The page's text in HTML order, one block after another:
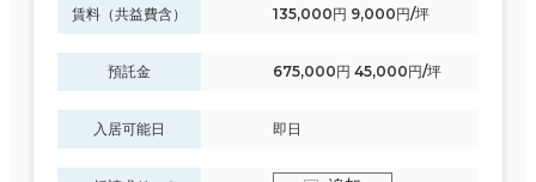
賃料（共益費含） 135,000円 9,000円/坪
預託金 675,000円 45,000円/坪
入居可能日 即日